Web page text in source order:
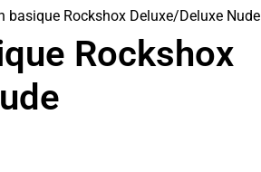
basique Rockshox Deluxe/Deluxe Nude
Rockshox